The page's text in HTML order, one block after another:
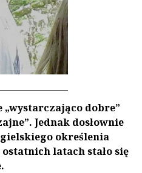
„wystarczająco dobre”
Jednak dosłownie
określenia
latach stało się